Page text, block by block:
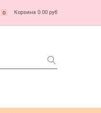
0 Корзина 0.00 руб